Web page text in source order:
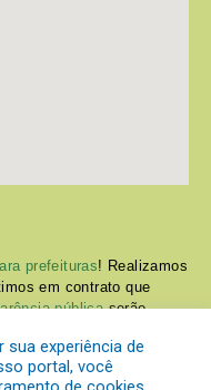
prefeituras! Realizamos
em contrato que
públicaserão
Pública
experiência de
portal, você